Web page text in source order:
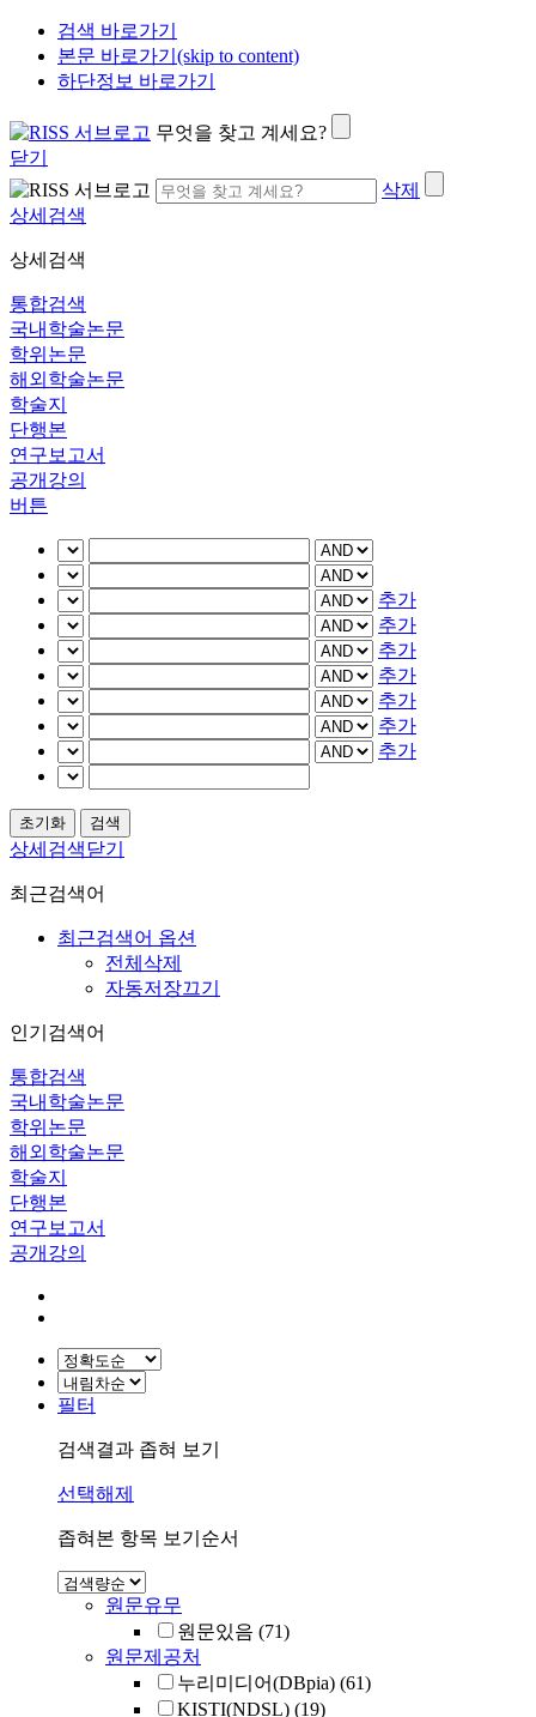
검색 바로가기
본문 바로가기(skip to content)
하단정보 바로가기
무엇을 찾고 계세요?
닫기
삭제
상세검색
상세검색
통합검색
국내학술논문
학위논문
해외학술논문
학술지
단행본
연구보고서
공개강의
버튼
추가
추가
추가
추가
추가
추가
추가
상세검색닫기
최근검색어
최근검색어 옵션
전체삭제
자동저장끄기
인기검색어
통합검색
국내학술논문
학위논문
해외학술논문
학술지
단행본
연구보고서
공개강의
필터
검색결과 좁혀 보기
선택해제
좁혀본 항목 보기순서
원문유무
원문있음 (71)
원문제공처
누리미디어(DBpia) (61)
KISTI(NDSL) (19)